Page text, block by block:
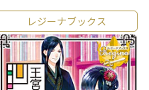
レジーナブックス